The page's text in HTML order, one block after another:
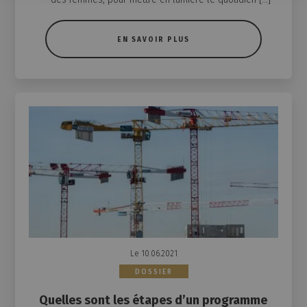
EN SAVOIR PLUS
Le 10.06.2021
DOSSIER
Quelles sont les étapes d’un programme